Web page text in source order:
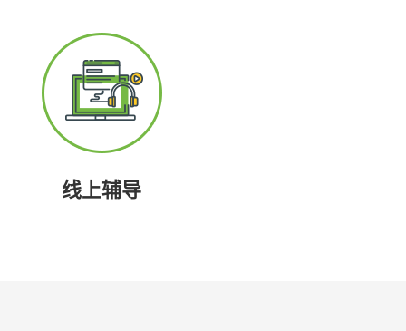
线上辅导